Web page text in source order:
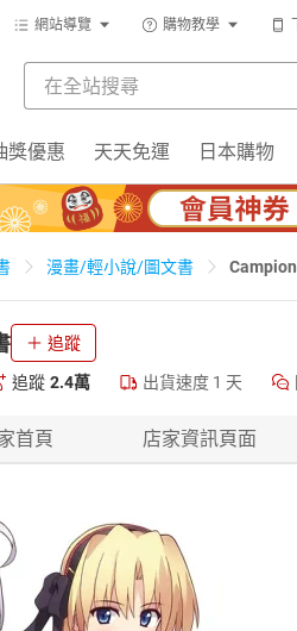
網站導覽 購物教學
獎優惠 天天免運 日本購物
漫畫/輕小說/圖文書
追蹤
追蹤 2.4萬 出貨速度 1 天
首頁 店家資訊頁面